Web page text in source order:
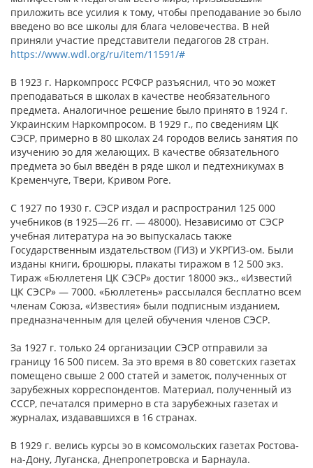
приложить все усилия к тому, чтобы преподавание эо было
введено во все школы для блага человечества. В ней
приняли участие представители педагогов 28 стран.
https://www.wdl.org/ru/item/11591/#
В 1923 г. Наркомпросс РСФСР разъяснил, что эо может
преподаваться в школах в качестве необязательного
предмета. Аналогичное решение было принято в 1924 г.
Украинским Наркомпросом. В 1929 г., по сведениям ЦК
СЭСР, примерно в 80 школах 24 городов велись занятия по
изучению эо для желающих. В качестве обязательного
предмета эо был введён в ряде школ и педтехникумах в
Кременчуге, Твери, Кривом Роге.
С 1927 по 1930 г. СЭСР издал и распространил 125 000
учебников (в 1925—26 гг. — 48000). Независимо от СЭСР
учебная литература на эо выпускалась также
Государственным издательством (ГИЗ) и УКРГИЗ-ом. Были
изданы книги, брошюры, плакаты тиражом в 12 500 экз.
Тираж «Бюллетеня ЦК СЭСР» достиг 18000 экз., «Известий
ЦК СЭСР» — 7000. «Бюллетень» рассылался бесплатно всем
членам Союза, «Известия» были подписным изданием,
предназначенным для целей обучения членов СЭСР.
За 1927 г. только 24 организации СЭСР отправили за
границу 16 500 писем. За это время в 80 советских газетах
помещено свыше 2 000 статей и заметок, полученных от
зарубежных корреспондентов. Материал, полученный из
СССР, печатался примерно в ста зарубежных газетах и
журналах, издававшихся в 16 странах.
В 1929 г. велись курсы эо в комсомольских газетах Ростова-
на-Дону, Луганска, Днепропетровска и Барнаула.